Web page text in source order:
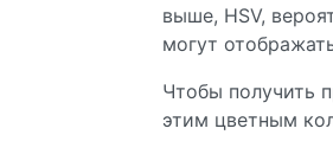
выше, HSV,
могут
Чтобы получить
этим цветным